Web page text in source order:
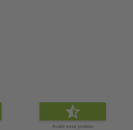
Avalie esse produto